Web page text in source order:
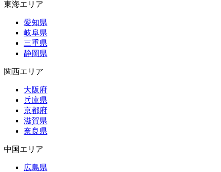
東海エリア
愛知県
岐阜県
三重県
静岡県
関西エリア
大阪府
兵庫県
京都府
滋賀県
奈良県
中国エリア
広島県